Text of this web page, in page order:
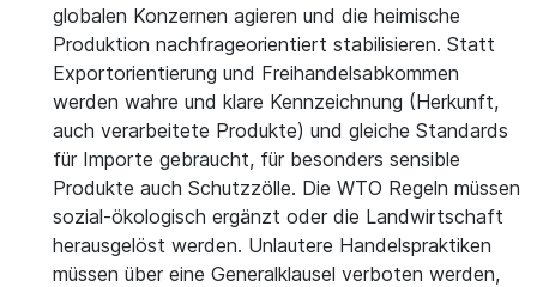
globalen Konzernen agieren und die heimische
Produktion nachfrageorientiert stabilisieren. Statt
Exportorientierung und Freihandelsabkommen
werden wahre und klare Kennzeichnung (Herkunft,
auch verarbeitete Produkte) und gleiche Standards
für Importe gebraucht, für besonders sensible
Produkte auch Schutzzölle. Die WTO Regeln müssen
sozial-ökologisch ergänzt oder die Landwirtschaft
herausgelöst werden. Unlautere Handelspraktiken
müssen über eine Generalklausel verboten werden,